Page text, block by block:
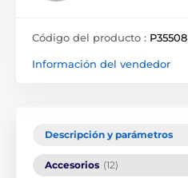
Código del producto : P35508
Información del vendedor
Descripción y parámetros
Accesorios (12)